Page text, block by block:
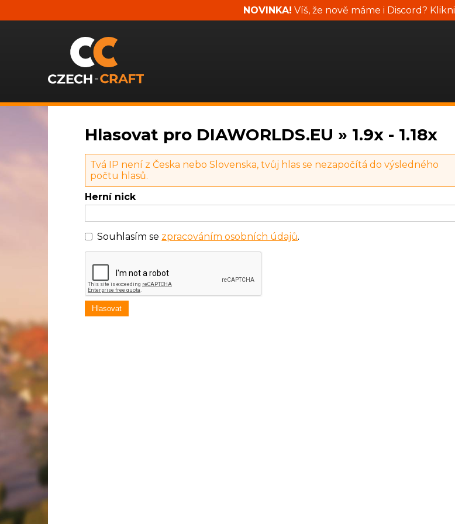
NOVINKA! Víš, že nově máme i Discord? Klikni
Hlasovat pro DIAWORLDS.EU » 1.9x - 1.18x
Tvá IP není z Česka nebo Slovenska, tvůj hlas se nezapočítá do výsledného
počtu hlasů.
Herní nick
Souhlasím se zpracováním osobních údajů.
Hlasovat